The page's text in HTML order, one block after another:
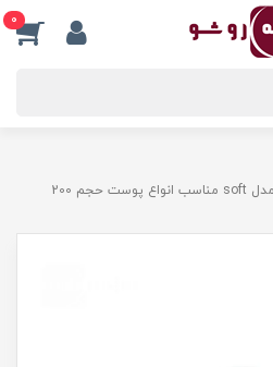
0
کرم مرطوب کننده کاسه‌ای نیوا مدل soft مناسب انواع پوست حجم 200